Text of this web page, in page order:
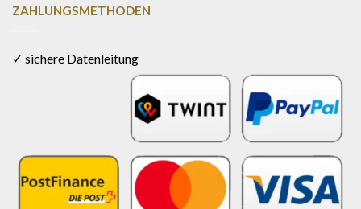
ZAHLUNGSMETHODEN
✓ sichere Datenleitung